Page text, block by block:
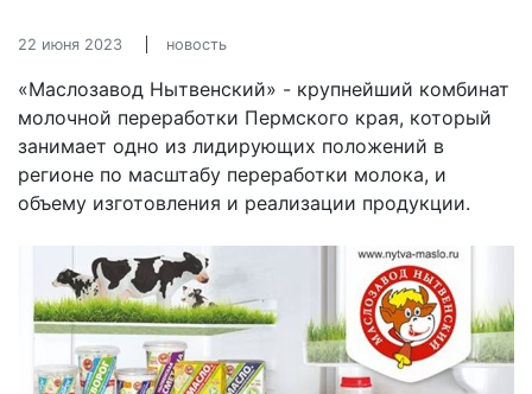
22 июня 2023 новость
«Маслозавод Нытвенский» - крупнейший комбинат
молочной переработки Пермского края, который
занимает одно из лидирующих положений в
регионе по масштабу переработки молока, и
объему изготовления и реализации продукции.